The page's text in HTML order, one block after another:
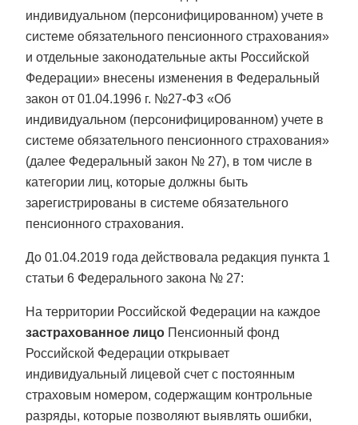
индивидуальном (персонифицированном) учете в
системе обязательного пенсионного страхования»
и отдельные законодательные акты Российской
Федерации» внесены изменения в Федеральный
закон от 01.04.1996 г. №27-ФЗ «Об
индивидуальном (персонифицированном) учете в
системе обязательного пенсионного страхования»
(далее Федеральный закон № 27), в том числе в
категории лиц, которые должны быть
зарегистрированы в системе обязательного
пенсионного страхования.
До 01.04.2019 года действовала редакция пункта 1
статьи 6 Федерального закона № 27:
На территории Российской Федерации на каждое
застрахованное лицо Пенсионный фонд
Российской Федерации открывает
индивидуальный лицевой счет с постоянным
страховым номером, содержащим контрольные
разряды, которые позволяют выявлять ошибки,